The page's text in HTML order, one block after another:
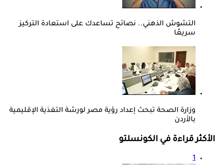
التشوش الذهني.. نصائح تساعدك على استعادة التركيز
سريعًا
وزارة الصحة تبحث إعداد رؤية مصر لورشة التغذية الإقليمية
بالأردن
الأكثر قراءة في الكونسلتو
1